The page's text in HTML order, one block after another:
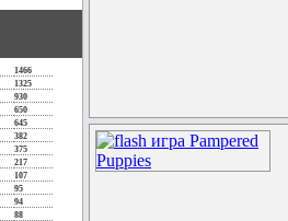
1466
1325
930
650
645
382
375
217
107
95
94
88